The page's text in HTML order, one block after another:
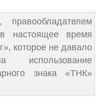
настоящее время
которое не давало
использование
знака «ТНК»